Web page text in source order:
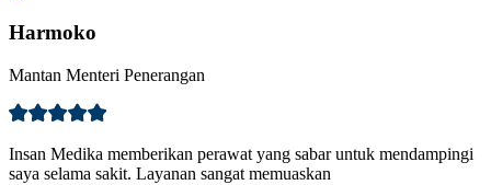
Harmoko
Mantan Menteri Penerangan
Insan Medika memberikan perawat yang sabar untuk mendampingi
saya selama sakit. Layanan sangat memuaskan